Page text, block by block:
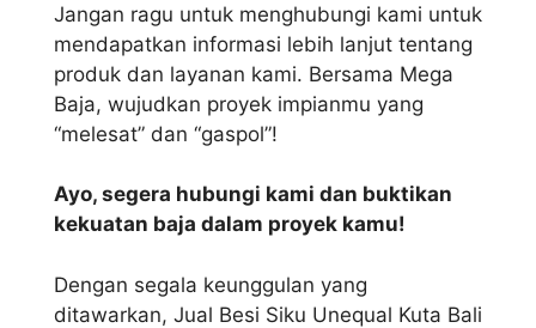
Jangan ragu untuk menghubungi kami untuk
mendapatkan informasi lebih lanjut tentang
produk dan layanan kami. Bersama Mega
Baja, wujudkan proyek impianmu yang
“melesat” dan “gaspol”!
Ayo, segera hubungi kami dan buktikan
kekuatan baja dalam proyek kamu!
Dengan segala keunggulan yang
ditawarkan, Jual Besi Siku Unequal Kuta Bali